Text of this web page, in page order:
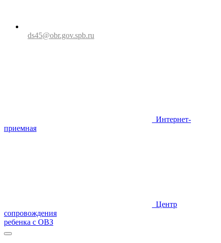
ds45@obr.gov.spb.ru
Интернет-
приемная
Центр
сопровождения
ребенка с ОВЗ